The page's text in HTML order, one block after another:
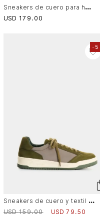
S
neakers de cuero para hombre Croco
USD 179 . 00
-
S
neakers de cuero y textil para hombre Gael
USD 159.00 USD 79 .50